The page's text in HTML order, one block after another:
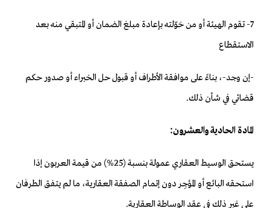
7- تقوم الهيئة أو من خوّلته بإعادة مبلغ الضمان أو المتبقي منه بعد
الاستقطاع
-إن وجد-، بناءً على موافقة الأطراف أو قبول حل الخبراء أو صدور حكم
قضائي في شأن ذلك.
المادة الحادية والعشرون:
يستحق الوسيط العقاري عمولة بنسبة (25%) من قيمة العربون إذا
استحقه البائع أو المؤجِر دون إتمام الصفقة العقارية، ما لم يتفق الطرفان
على غير ذلك في عقد الوساطة العقارية.